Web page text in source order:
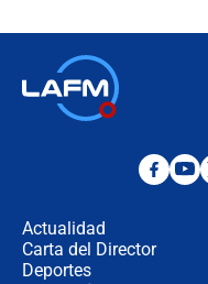
Actualidad
Carta del Director
Deportes